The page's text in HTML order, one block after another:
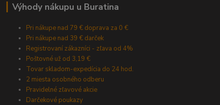
Výhody nákupu u Buratina
Pri nákupe nad 79 € doprava za 0 €
Pri nákupe nad 39 € darček
Registrovaní zákazníci - zľava od 4%
Poštovné už od 3,19 €
Tovar skladom-expedícia do 24 hod.
2 miesta osobného odberu
Pravidelné zľavové akcie
Darčekové poukazy